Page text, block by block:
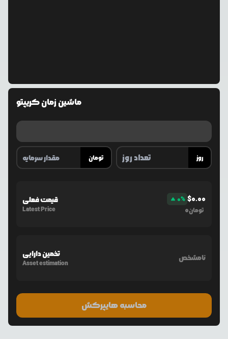
ماشین زمان کریپتو
تومان روز
قیمت فعلی
Latest Price
0% $0.00
0تومان
تخمین دارایی
Asset estimation
نامشخص
محاسبه هایپرکش